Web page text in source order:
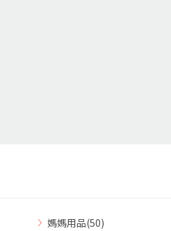
媽媽用品(50)